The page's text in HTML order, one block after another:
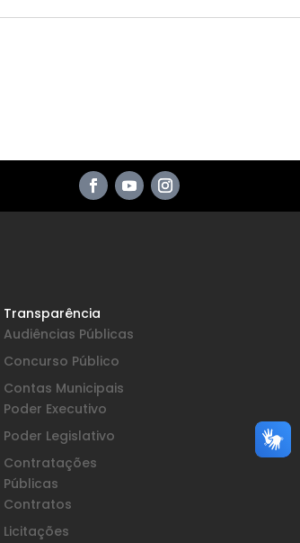
Transparência
Audiências Públicas
Concurso Público
Contas Municipais
Poder Executivo
Poder Legislativo
Contratações
Públicas
Contratos
Licitações